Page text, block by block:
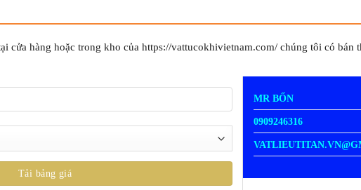
cửa hàng hoặc trong kho của https://vattucokhivietnam.com/ chúng tôi có bán
MR BỐN
0909246316